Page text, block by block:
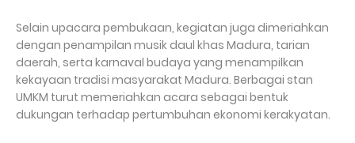
Selain upacara pembukaan, kegiatan juga dimeriahkan
dengan penampilan musik daul khas Madura, tarian
daerah, serta karnaval budaya yang menampilkan
kekayaan tradisi masyarakat Madura. Berbagai stan
UMKM turut memeriahkan acara sebagai bentuk
dukungan terhadap pertumbuhan ekonomi kerakyatan.